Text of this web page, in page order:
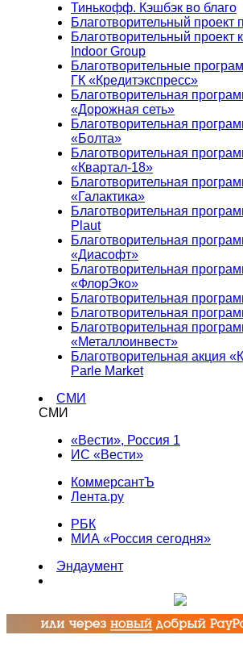
Тинькофф. Кэшбэк во благо
Благотворительный проект
Благотворительный проект
Indoor Group
Благотворительные
ГК «Кредитэкспресс»
Благотворительная
«Дорожная сеть»
Благотворительная
«Болта»
Благотворительная
«Квартал-18»
Благотворительная
«Галактика»
Благотворительная
Plaut
Благотворительная
«Диасофт»
Благотворительная
«ФлорЭко»
Благотворительная
Благотворительная
Благотворительная
«Металлоинвест»
Благотворительная акция
Parle Market
СМИ
СМИ
«Вести», Россия 1
ИС «Вести»
КоммерсантЪ
Лента.ру
РБК
МИА «Россия сегодня»
Эндаумент